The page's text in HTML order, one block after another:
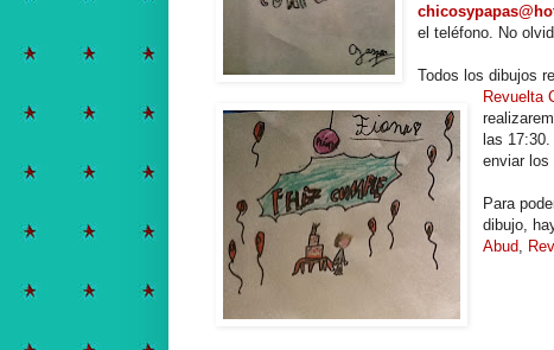
el teléfono. No
Todos los dibujos
Revuelta
las
enviar los
Para
dibujo,
Abud